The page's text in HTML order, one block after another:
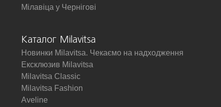
Мілавіца у Чернігові
Каталог Milavitsa
Новинки Milavitsa. Чекаємо на надходження
Ексклюзив Milavitsa
Milavitsa Classic
Milavitsa Fashion
Aveline